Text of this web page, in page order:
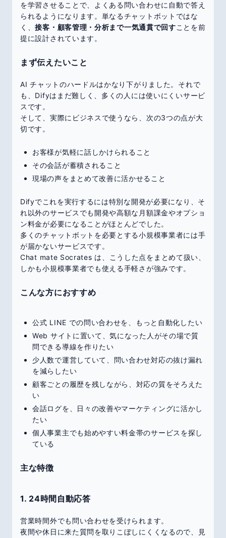
を学習させることで、よくある問い合わせに自動で答え
られるようになります。単なるチャットボットではな
く、接客・顧客管理・分析まで一気通貫で回すことを前
提に設計されています。
まず伝えたいこと
AI チャットのハードルはかなり下がりました。それで
も、Difyはまだ難しく、多くの人には使いにくいサービ
スです。
そして、実際にビジネスで使うなら、次の3つの点が大
切です。
お客様が気軽に話しかけられること
その会話が蓄積されること
現場の声をまとめて改善に活かせること
Difyでこれを実行するには特別な開発が必要になり、そ
れ以外のサービスでも開発や高額な月額課金やオプショ
ン料金が必要になることがほとんどでした。
多くのチャットボットを必要とする小規模事業者には手
が届かないサービスです。
Chat mate Socrates は、こうした点をまとめて扱い、
しかも小規模事業者でも使える手軽さが強みです。
こんな方におすすめ
公式 LINE での問い合わせを、もっと自動化したい
Web サイトに置いて、気になった人がその場で質
問できる導線を作りたい
少人数で運営していて、問い合わせ対応の抜け漏れ
を減らしたい
顧客ごとの履歴を残しながら、対応の質をそろえた
い
会話ログを、日々の改善やマーケティングに活かし
たい
個人事業主でも始めやすい料金帯のサービスを探し
ている
主な特徴
1. 24時間自動応答
営業時間外でも問い合わせを受けられます。
夜間や休日に来た質問を取りこぼしにくくなるので、見